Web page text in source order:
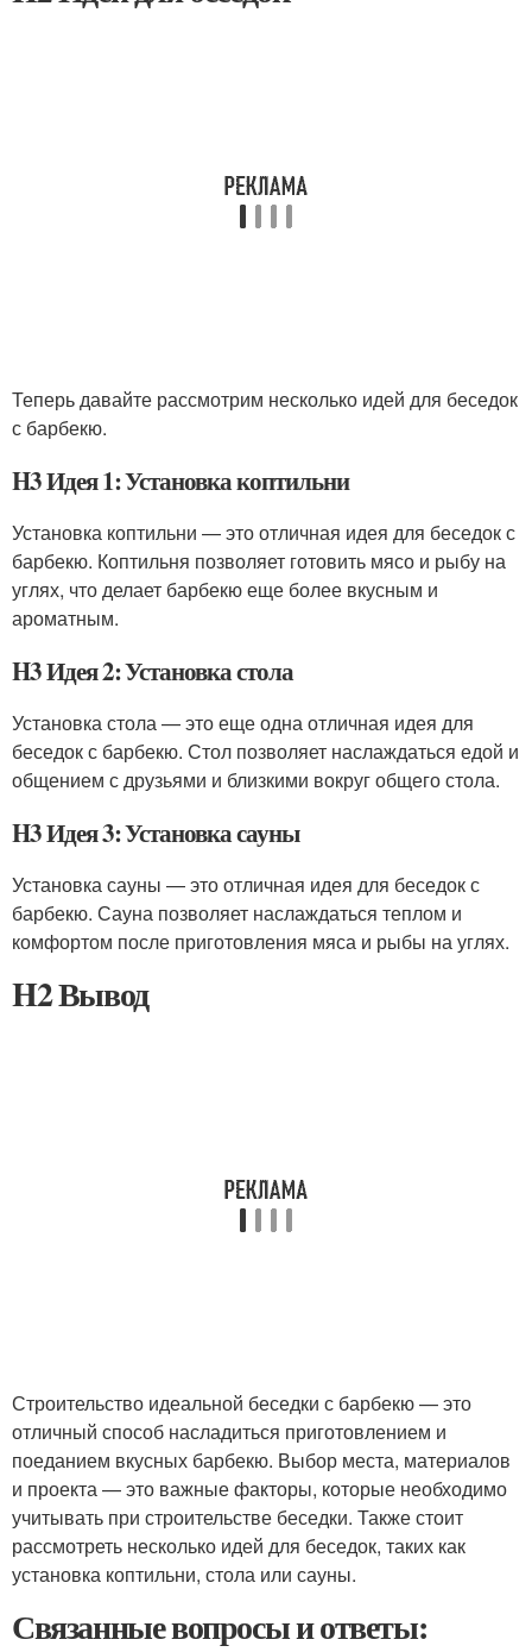
Теперь давайте рассмотрим несколько идей для беседок
с барбекю.
H3 Идея 1: Установка коптильни
Установка коптильни — это отличная идея для беседок с
барбекю. Коптильня позволяет готовить мясо и рыбу на
углях, что делает барбекю еще более вкусным и
ароматным.
H3 Идея 2: Установка стола
Установка стола — это еще одна отличная идея для
беседок с барбекю. Стол позволяет наслаждаться едой и
общением с друзьями и близкими вокруг общего стола.
H3 Идея 3: Установка сауны
Установка сауны — это отличная идея для беседок с
барбекю. Сауна позволяет наслаждаться теплом и
комфортом после приготовления мяса и рыбы на углях.
H2 Вывод
Строительство идеальной беседки с барбекю — это
отличный способ насладиться приготовлением и
поеданием вкусных барбекю. Выбор места, материалов
и проекта — это важные факторы, которые необходимо
учитывать при строительстве беседки. Также стоит
рассмотреть несколько идей для беседок, таких как
установка коптильни, стола или сауны.
Связанные вопросы и ответы: